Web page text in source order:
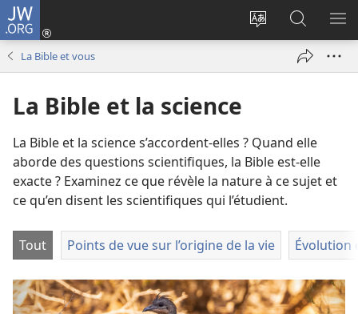
JW.ORG
Changer
langue
Se
connecter
fenêtre)
sur
JW.ORG
La Bible et vous
La Bible et la science
La Bible et la science s’accordent-elles ? Quand elle
aborde des questions scientifiques, la Bible est-elle
exacte ? Examinez ce que révèle la nature à ce sujet et
ce qu’en disent les scientifiques qui l’étudient.
Tout Points de vue sur l’origine de la vie Évolution